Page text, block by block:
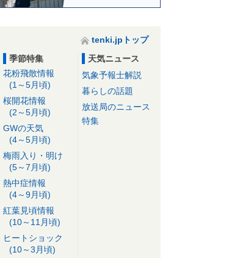
26日まで初夏の陽気 27日から雨・
風が強まる 桜の開花ラッシュへ 2
週間天気
23日07:08
ヒノキ花粉がピークへ 25日は広範
囲で「黄砂」が飛来予想 症状の悪
化に注意
23日05:55
tenki.jpトップ
季節特集
花粉飛散情報
(1～5月頃)
桜開花情報
(2～5月頃)
GWの天気
(4～5月頃)
梅雨入り・明け
(5～7月頃)
熱中症情報
(4～9月頃)
紅葉見頃情報
(10～11月頃)
ヒートショック
(10～3月頃)
天気ニュース
気象予報士解説
暮らしの話題
放送局のニュース
特集